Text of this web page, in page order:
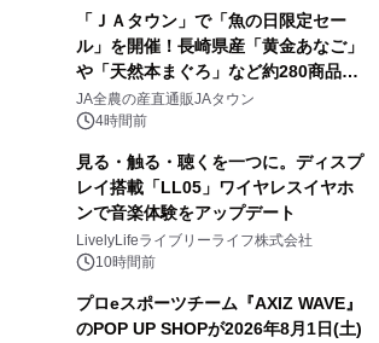
「ＪＡタウン」で「魚の日限定セー
ル」を開催！長崎県産「黄金あなご」
や「天然本まぐろ」など約280商品を
販売！～毎月１０日の定例企画～
JA全農の産直通販JAタウン
4時間前
見る・触る・聴くを一つに。ディスプ
レイ搭載「LL05」ワイヤレスイヤホ
ンで音楽体験をアップデート
LivelyLifeライブリーライフ株式会社
10時間前
プロeスポーツチーム『AXIZ WAVE』
のPOP UP SHOPが2026年8月1日(土)